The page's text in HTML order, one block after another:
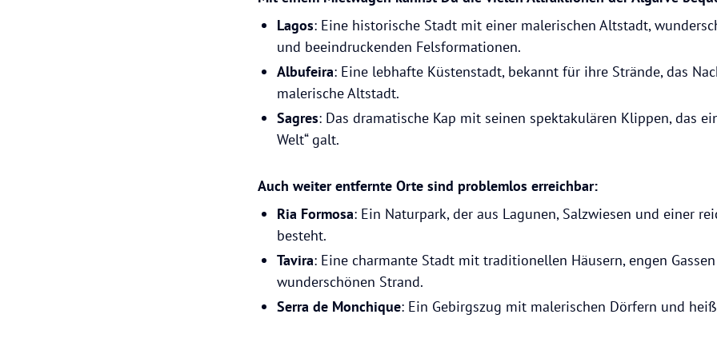
Lagos: Eine historische Stadt mit einer malerischen Altstadt,
und beeindruckenden Felsformationen.
Albufeira: Eine lebhafte Küstenstadt, bekannt für ihre Strände, das
malerische Altstadt.
Sagres: Das dramatische Kap mit seinen spektakulären Klippen, das
Welt“ galt.
Auch weiter entfernte Orte sind problemlos erreichbar:
Ria Formosa: Ein Naturpark, der aus Lagunen, Salzwiesen und einer
besteht.
Tavira: Eine charmante Stadt mit traditionellen Häusern, engen
wunderschönen Strand.
Serra de Monchique: Ein Gebirgszug mit malerischen Dörfern und